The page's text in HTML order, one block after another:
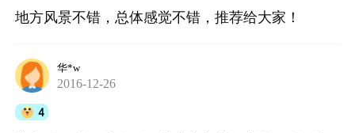
地方风景不错，总体感觉不错，推荐给大家！
华*w
2016-12-26
4